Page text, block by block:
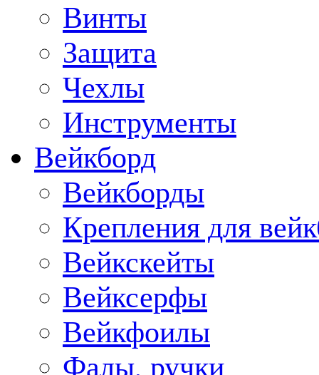
Винты
Защита
Чехлы
Инструменты
Вейкборд
Вейкборды
Крепления для
Вейкскейты
Вейксерфы
Вейкфоилы
Фалы, ручки